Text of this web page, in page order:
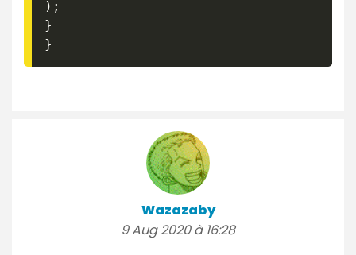
) ;
}
}
Wazazaby
9 Aug 2020 à 16:28